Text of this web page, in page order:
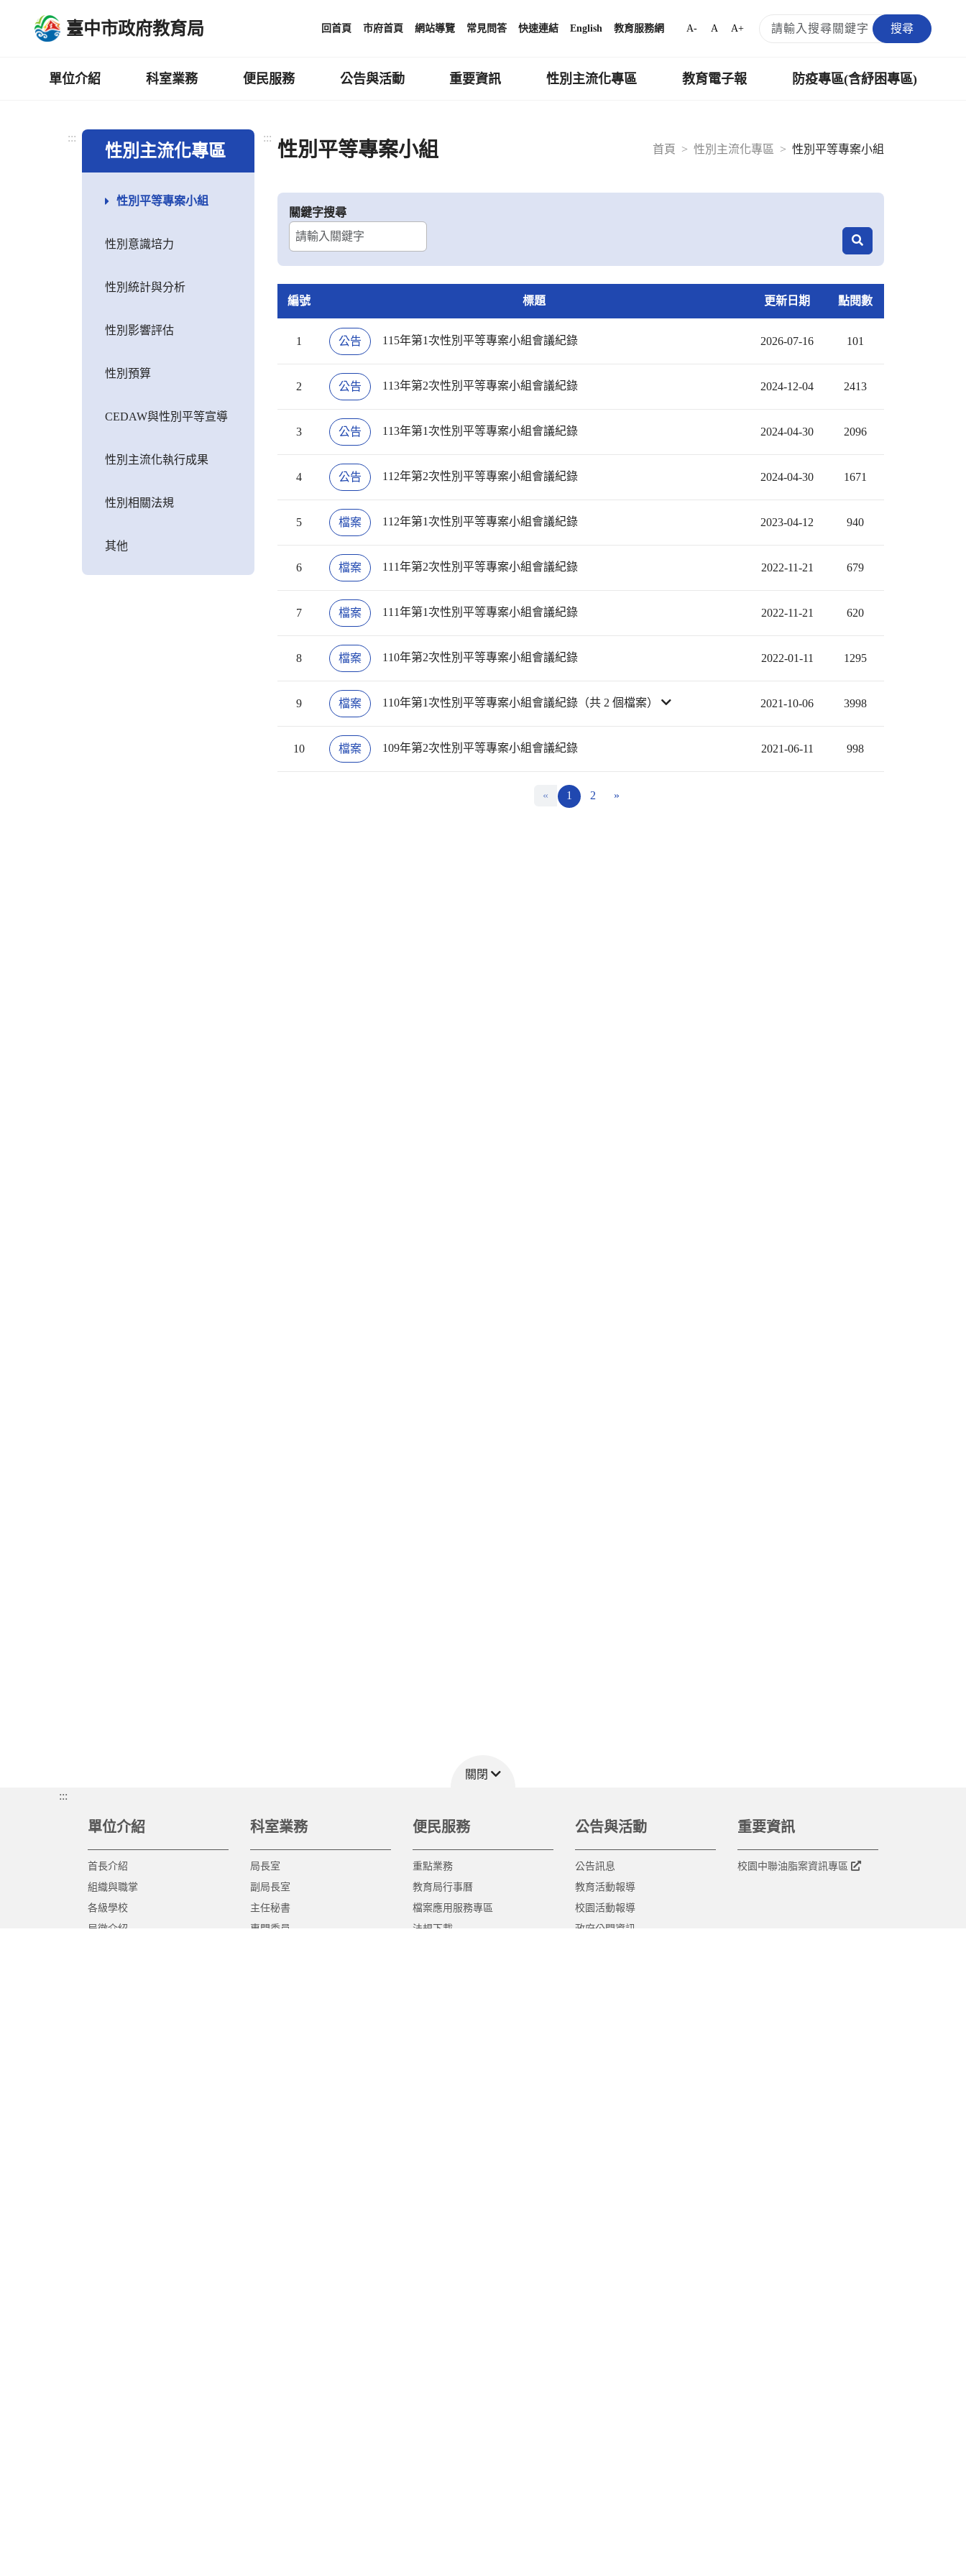
臺中市政府教育局 回首頁 市府首頁 網站導覽 常見問答 快速連結 English 教育服務網 A- A A+ 搜尋
單位介紹 科室業務 便民服務 公告與活動 重要資訊 性別主流化專區 教育電子報 防疫專區(含紓困專區)
:::
性別主流化專區
性別平等專案小組
性別意識培力
性別統計與分析
性別影響評估
性別預算
CEDAW與性別平等宣導
性別主流化執行成果
性別相關法規
其他
:::
首頁
性別主流化專區 性別平等專案小組
性別平等專案小組
關鍵字搜尋
編號 標題 更新日期 點閱數
1 公告 115年第1次性別平等專案小組會議紀錄 2026-07-16 101
2 公告 113年第2次性別平等專案小組會議紀錄 2024-12-04 2413
3 公告 113年第1次性別平等專案小組會議紀錄 2024-04-30 2096
4 公告 112年第2次性別平等專案小組會議紀錄 2024-04-30 1671
5 檔案 112年第1次性別平等專案小組會議紀錄 2023-04-12 940
6 檔案 111年第2次性別平等專案小組會議紀錄 2022-11-21 679
7 檔案 111年第1次性別平等專案小組會議紀錄 2022-11-21 620
8 檔案 110年第2次性別平等專案小組會議紀錄 2022-01-11 1295
9 檔案 110年第1次性別平等專案小組會議紀錄（共 2 個檔案） 2021-10-06 3998
10 檔案 109年第2次性別平等專案小組會議紀錄 2021-06-11 998
« 1 2 »
關閉
:::
單位介紹
首長介紹
組織與職掌
各級學校
局徽介紹
科室業務
局長室
副局長室
主任秘書
專門委員
便民服務
重點業務
教育局行事曆
檔案應用服務專區
法規下載
公告與活動
公告訊息
教育活動報導
校園活動報導
政府公開資訊
重要資訊
校園中聯油脂案資訊專區